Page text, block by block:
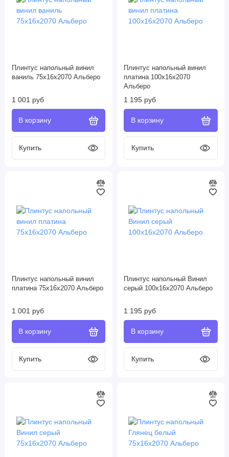
Плинтус напольный винил
ваниль 75х16х2070 Альберо
1 001 руб
Плинтус напольный винил
платина 100х16х2070
Альберо
1 195 руб
Плинтус напольный винил
платина 75х16х2070 Альберо
1 001 руб
Плинтус напольный Винил
серый 100х16х2070 Альберо
1 195 руб